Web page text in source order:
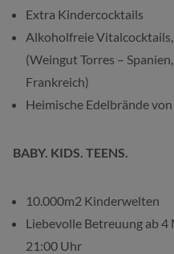
Extra Kindercocktails
Alkoholfreie
(Weingut Torres –
Frankreich)
Heimische Edelbrände
BABY. KIDS. TEENS.
10.000m2 Kinderwelten
Liebevolle Betreuung ab
21:00 Uhr